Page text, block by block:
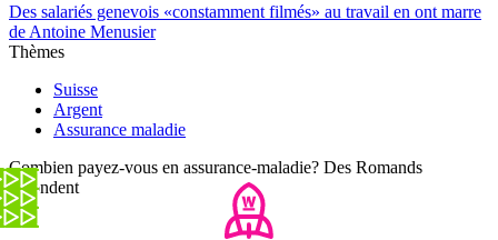
Des salariés genevois «constamment filmés» au travail en ont marre
de Antoine Menusier
Thèmes
Suisse
Argent
Assurance maladie
Combien payez-vous en assurance-maladie? Des Romands
répondent